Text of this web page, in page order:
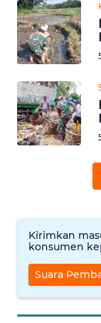
Kirimkan
konsumen
Suara
WN
TANJUNG
LESUNG
WN
KARO
WN
WN
TAPANULI
TENGAH
WN DELI